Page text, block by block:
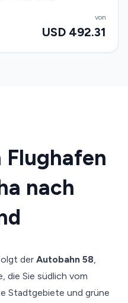
von
USD 492.31
Flughafen
nach
der Autobahn 58,
die Sie südlich vom
Stadtgebiete und grüne